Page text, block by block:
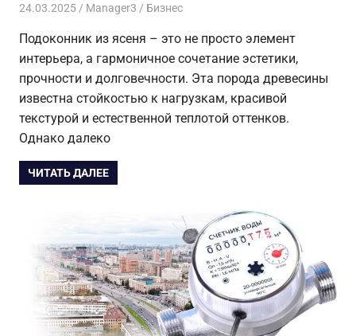
24.03.2025 Manager3 Бизнес
Подоконник из ясеня – это не просто элемент
интерьера, а гармоничное сочетание эстетики,
прочности и долговечности. Эта порода древесины
известна стойкостью к нагрузкам, красивой
текстурой и естественной теплотой оттенков.
Однако далеко
ЧИТАТЬ ДАЛЕЕ